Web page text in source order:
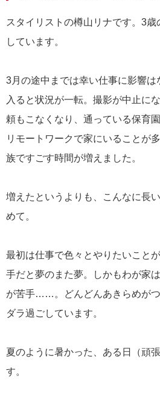
スタイリストの樽山リナです。3
しています。
3月の途中までは幸い仕事に影響は
入ると状況が一転。撮影が中止に
頼もこなくなり、通っている保育
リモートワークで家にいることが
族ですごす時間が増えました。
増えたというよりも、こんなに長
めて。
最初は仕事で色々とやりたいこと
手だと夢のまた夢。しかもわが家
が苦手……。どんどんあきらめが
ダラ過ごしています。
夏のように暑かった、ある日（頑
す。